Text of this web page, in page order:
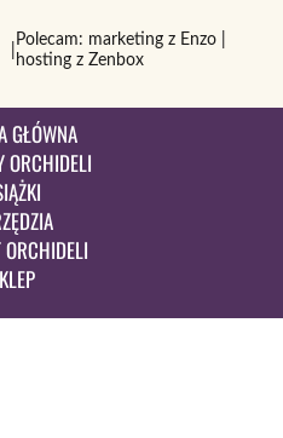
Polecam: marketing z Enzo
hosting z Zenbox
GŁÓWNA
ORCHIDELI
ORCHIDELI